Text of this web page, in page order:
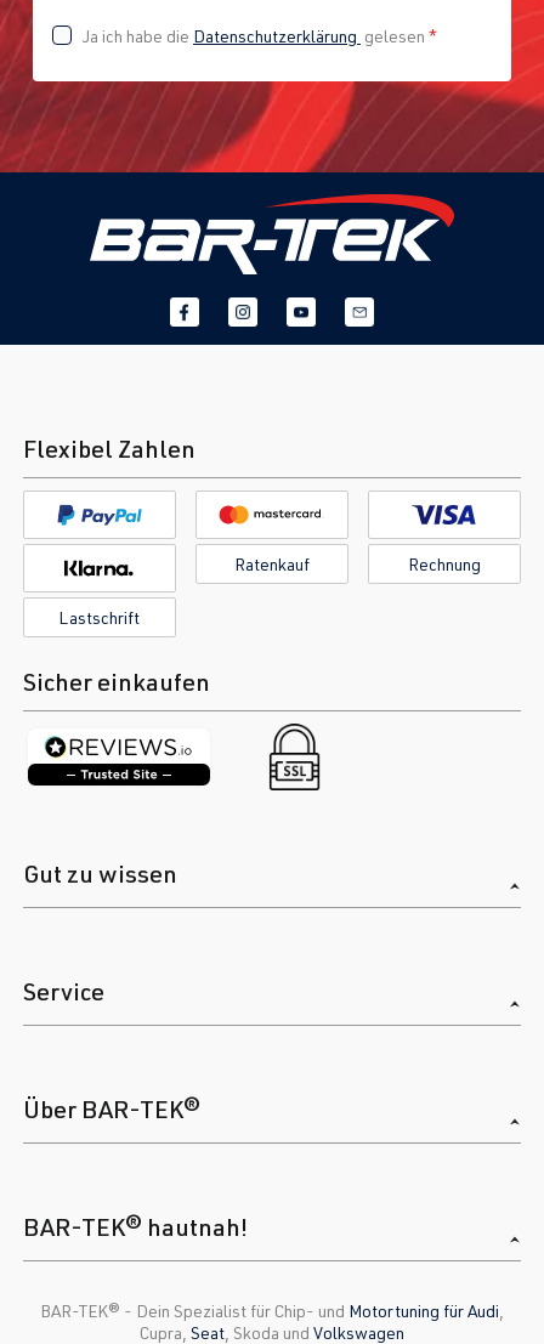
Ja ich habe die Datenschutzerklärung gelesen *
Flexibel Zahlen
Ratenkauf Rechnung
Lastschrift
Sicher einkaufen
Gut zu wissen
Service
Über BAR-TEK®
BAR-TEK® hautnah!
BAR-TEK®️ - Dein Spezialist für Chip- und Motortuning für Audi,
Cupra, Seat, Skoda und Volkswagen